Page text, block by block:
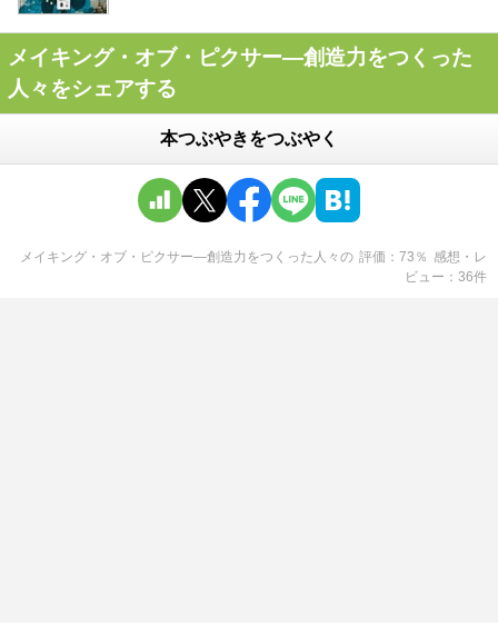
メイキング・オブ・ピクサー―創造力をつくった
人々をシェアする
本つぶやきをつぶやく
メイキング・オブ・ピクサー―創造力をつくった人々 の 評価 73 ％ 感想・レ
ビュー
36件